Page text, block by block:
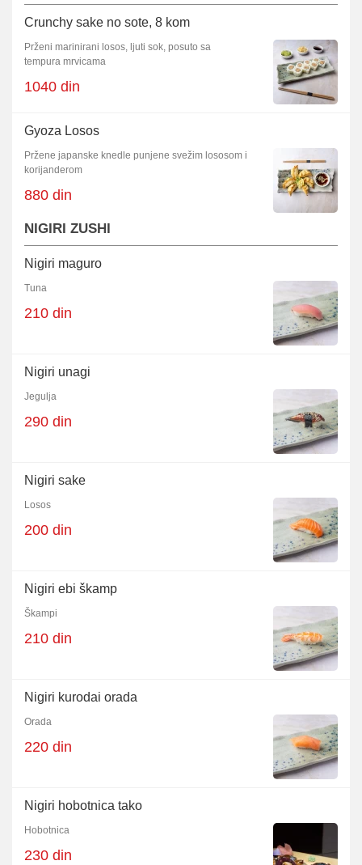
Crunchy sake no sote, 8 kom
Prženi marinirani losos, ljuti sok, posuto sa
tempura mrvicama
1040 din
Gyoza Losos
Pržene japanske knedle punjene svežim lososom i
korijanderom
880 din
NIGIRI ZUSHI
Nigiri maguro
Tuna
210 din
Nigiri unagi
Jegulja
290 din
Nigiri sake
Losos
200 din
Nigiri ebi škamp
Škampi
210 din
Nigiri kurodai orada
Orada
220 din
Nigiri hobotnica tako
Hobotnica
230 din